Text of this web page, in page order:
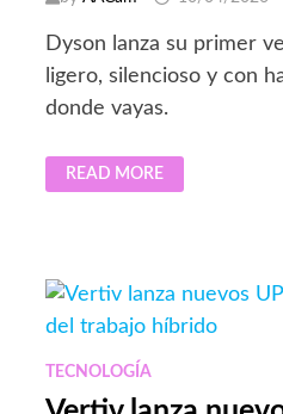
Dyson lanza su primer
ligero, silencioso y con
donde vayas.
DYSON
REDEFINE
NUEVO
HUSHJET
MINI
COOL
READ MORE
TECNOLOGÍA